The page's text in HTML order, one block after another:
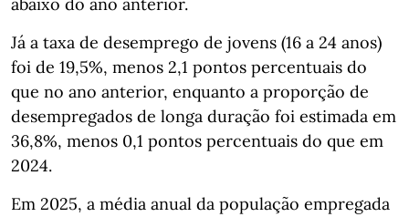
Já a taxa de desemprego de jovens (16 a 24 anos)
foi de 19,5%, menos 2,1 pontos percentuais do
que no ano anterior, enquanto a proporção de
desempregados de longa duração foi estimada em
36,8%, menos 0,1 pontos percentuais do que em
2024.
Em 2025, a média anual da população empregada